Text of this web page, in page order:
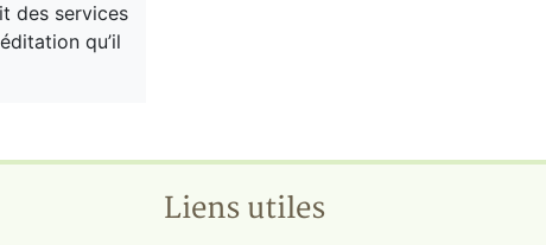
des services
qu’il
Liens utiles